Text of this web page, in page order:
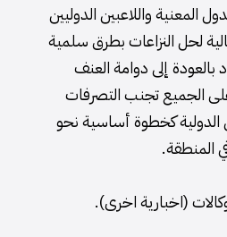
المعنية واللاعبين الدوليين
لحل النزاعات بطرق سلمية
بالعودة إلى دوامة العنف
الجميع تجنب التصرفات
الدولية كخطوة أساسية نحو
المنطقة.
(اخبارية اخرى).